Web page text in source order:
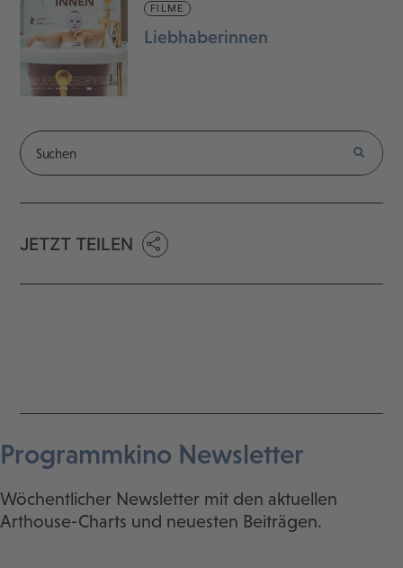
FILME
Liebhaberinnen
JETZT TEILEN
Programmkino Newsletter
Wöchentlicher Newsletter mit den aktuellen
Arthouse-Charts und neuesten Beiträgen.